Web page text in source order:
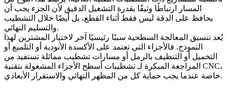
المسار ارتباطًا وثيقًا بقدرة التشغيل الدقيق لأن الجزء يجب أن
يحافظ على الدقة ليس فقط أثناء القطع، بل أيضًا خلال التشطيب
والتسليم النهائي.
يُعد تنسيق المعالجة السطحية سببًا رئيسيًا آخر لاختيار المشترين لهذا
النموذج. فالأجزاء التي تعتمد على الأكسدة الأنودية أو التلميع أو
التخميل أو التنظيف بالرمل أو مسارات تشطيب مماثلة تستفيد من
المراجعة المبكرة لـ تشطيبات أسطح الأجزاء المشغولة بتقنية CNC،
خاصة عندما يجب حماية كل من المظهر النهائي والاستقرار الأبعادي.